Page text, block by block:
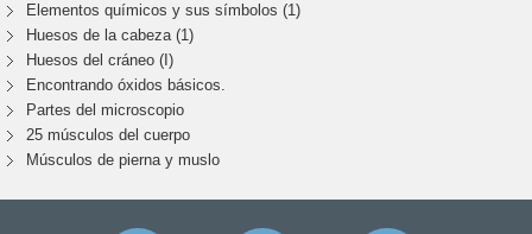
Elementos químicos y sus símbolos (1)
Huesos de la cabeza (1)
Huesos del cráneo (I)
Encontrando óxidos básicos.
Partes del microscopio
25 músculos del cuerpo
Músculos de pierna y muslo